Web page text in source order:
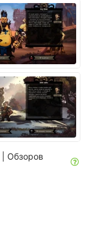
| Обзоров